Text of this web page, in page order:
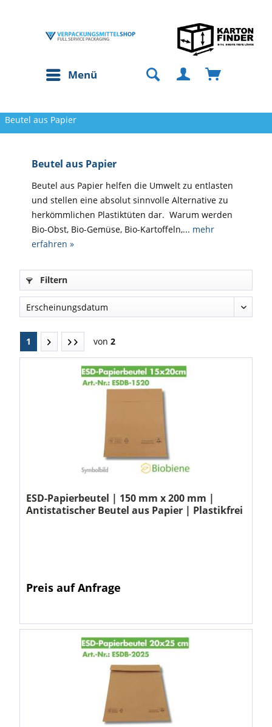
Menü
Beutel aus Papier
Beutel aus Papier
Beutel aus Papier helfen die Umwelt zu entlasten
und stellen eine absolut sinnvolle Alternative zu
herkömmlichen Plastiktüten dar. Warum werden
Bio-Obst, Bio-Gemüse, Bio-Kartoffeln,... mehr
erfahren »
Filtern
1 von 2
ESD-Papierbeutel | 150 mm x 200 mm |
Antistatischer Beutel aus Papier | Plastikfrei
Preis auf Anfrage